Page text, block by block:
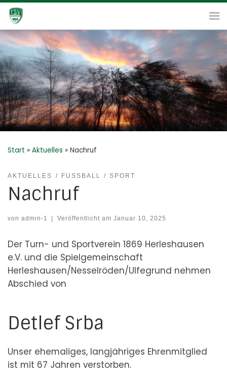
Zum Inhalt springen
Start » Aktuelles » Nachruf
AKTUELLES FUSSBALL SPORT
Nachruf
von admin-1 Veröffentlicht am Januar 10, 2025
Der Turn- und Sportverein 1869 Herleshausen
e.V. und die Spielgemeinschaft
Herleshausen/Nesselröden/Ulfegrund nehmen
Abschied von
Detlef Srba
Unser ehemaliges, langjähriges Ehrenmitglied
ist mit 67 Jahren verstorben.